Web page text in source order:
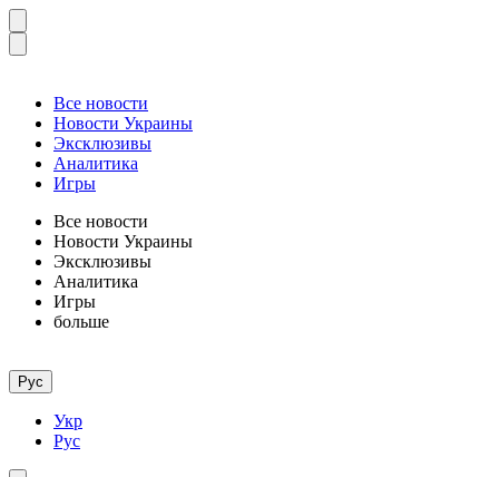
Все новости
Новости Украины
Эксклюзивы
Аналитика
Игры
Все новости
Новости Украины
Эксклюзивы
Аналитика
Игры
больше
Рус
Укр
Рус